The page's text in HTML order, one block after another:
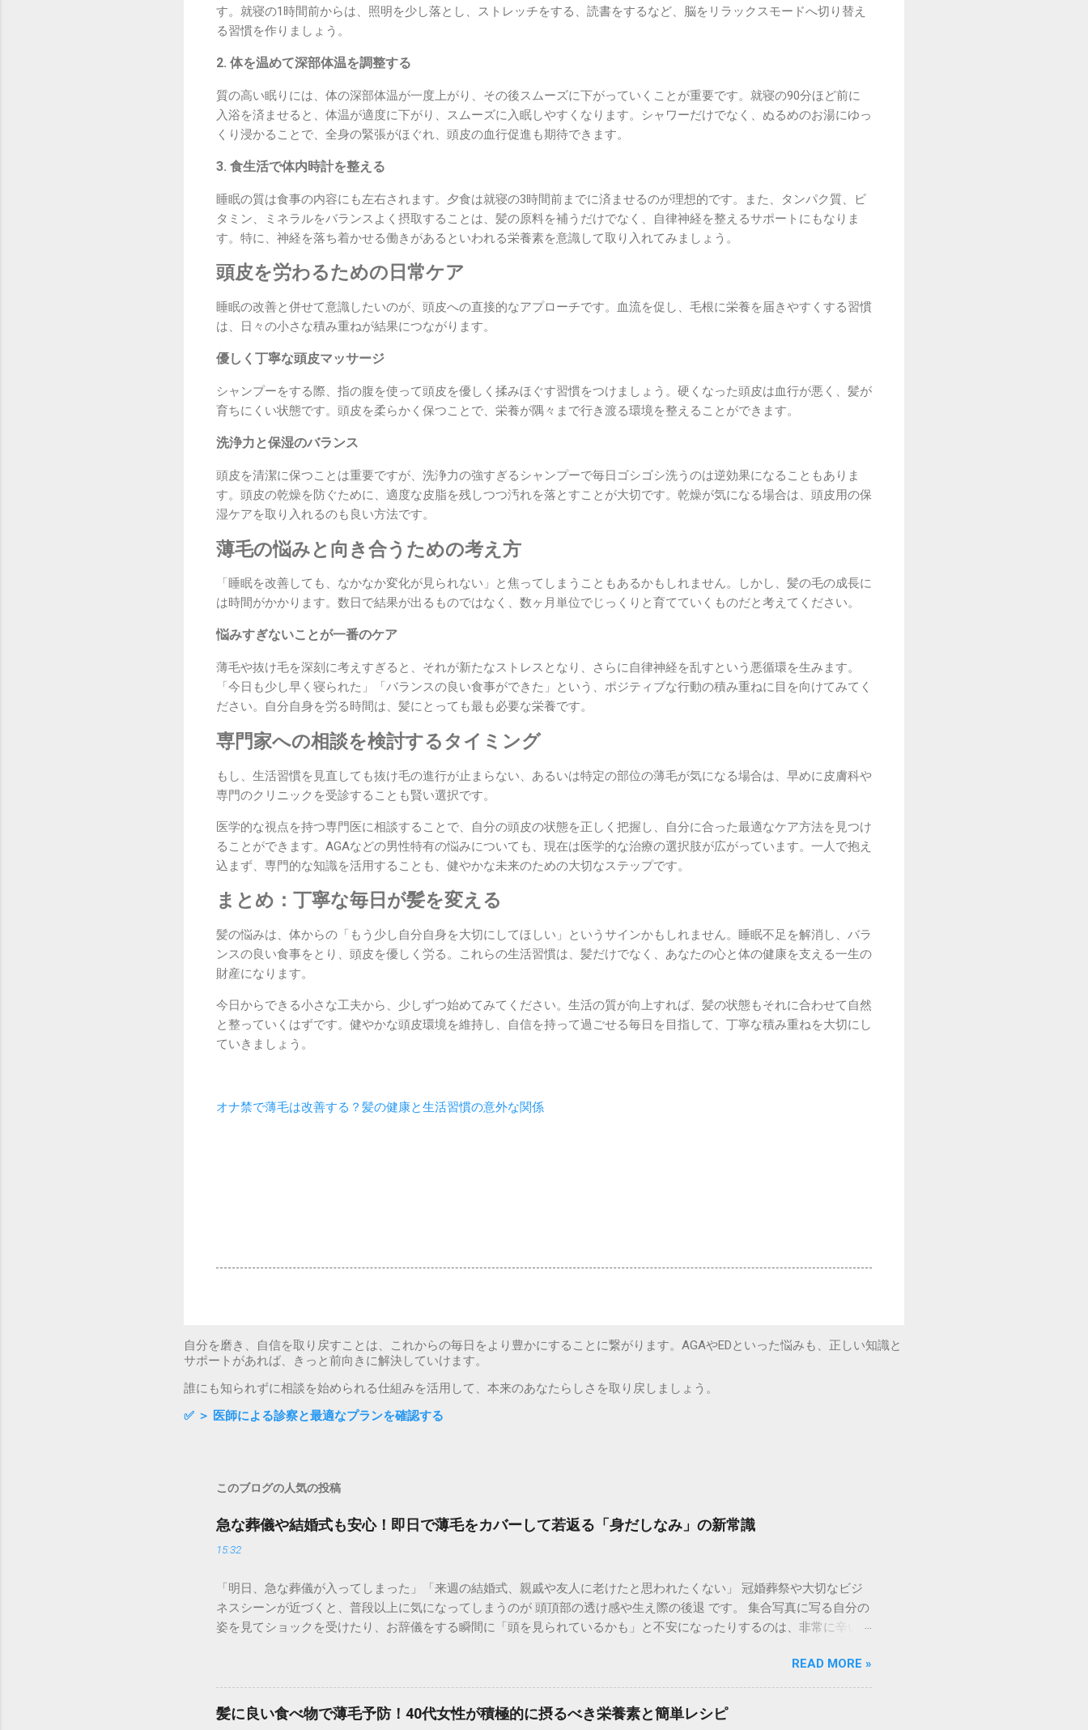
す。就寝の1時間前からは、照明を少し落とし、ストレッチをする、読書をするなど、脳をリラックスモードへ切り替え
る習慣を作りましょう。
2. 体を温めて深部体温を調整する
質の高い眠りには、体の深部体温が一度上がり、その後スムーズに下がっていくことが重要です。就寝の90分ほど前に
入浴を済ませると、体温が適度に下がり、スムーズに入眠しやすくなります。シャワーだけでなく、ぬるめのお湯にゆっ
くり浸かることで、全身の緊張がほぐれ、頭皮の血行促進も期待できます。
3. 食生活で体内時計を整える
睡眠の質は食事の内容にも左右されます。夕食は就寝の3時間前までに済ませるのが理想的です。また、タンパク質、ビ
タミン、ミネラルをバランスよく摂取することは、髪の原料を補うだけでなく、自律神経を整えるサポートにもなりま
す。特に、神経を落ち着かせる働きがあるといわれる栄養素を意識して取り入れてみましょう。
頭皮を労わるための日常ケア
睡眠の改善と併せて意識したいのが、頭皮への直接的なアプローチです。血流を促し、毛根に栄養を届きやすくする習慣
は、日々の小さな積み重ねが結果につながります。
優しく丁寧な頭皮マッサージ
シャンプーをする際、指の腹を使って頭皮を優しく揉みほぐす習慣をつけましょう。硬くなった頭皮は血行が悪く、髪が
育ちにくい状態です。頭皮を柔らかく保つことで、栄養が隅々まで行き渡る環境を整えることができます。
洗浄力と保湿のバランス
頭皮を清潔に保つことは重要ですが、洗浄力の強すぎるシャンプーで毎日ゴシゴシ洗うのは逆効果になることもありま
す。頭皮の乾燥を防ぐために、適度な皮脂を残しつつ汚れを落とすことが大切です。乾燥が気になる場合は、頭皮用の保
湿ケアを取り入れるのも良い方法です。
薄毛の悩みと向き合うための考え方
「睡眠を改善しても、なかなか変化が見られない」と焦ってしまうこともあるかもしれません。しかし、髪の毛の成長に
は時間がかかります。数日で結果が出るものではなく、数ヶ月単位でじっくりと育てていくものだと考えてください。
悩みすぎないことが一番のケア
薄毛や抜け毛を深刻に考えすぎると、それが新たなストレスとなり、さらに自律神経を乱すという悪循環を生みます。
「今日も少し早く寝られた」「バランスの良い食事ができた」という、ポジティブな行動の積み重ねに目を向けてみてく
ださい。自分自身を労る時間は、髪にとっても最も必要な栄養です。
専門家への相談を検討するタイミング
もし、生活習慣を見直しても抜け毛の進行が止まらない、あるいは特定の部位の薄毛が気になる場合は、早めに皮膚科や
専門のクリニックを受診することも賢い選択です。
医学的な視点を持つ専門医に相談することで、自分の頭皮の状態を正しく把握し、自分に合った最適なケア方法を見つけ
ることができます。AGAなどの男性特有の悩みについても、現在は医学的な治療の選択肢が広がっています。一人で抱え
込まず、専門的な知識を活用することも、健やかな未来のための大切なステップです。
まとめ：丁寧な毎日が髪を変える
髪の悩みは、体からの「もう少し自分自身を大切にしてほしい」というサインかもしれません。睡眠不足を解消し、バラ
ンスの良い食事をとり、頭皮を優しく労る。これらの生活習慣は、髪だけでなく、あなたの心と体の健康を支える一生の
財産になります。
今日からできる小さな工夫から、少しずつ始めてみてください。生活の質が向上すれば、髪の状態もそれに合わせて自然
と整っていくはずです。健やかな頭皮環境を維持し、自信を持って過ごせる毎日を目指して、丁寧な積み重ねを大切にし
ていきましょう。
オナ禁で薄毛は改善する？髪の健康と生活習慣の意外な関係
自分を磨き、自信を取り戻すことは、これからの毎日をより豊かにすることに繋がります。AGAやEDといった悩みも、正しい知識と
サポートがあれば、きっと前向きに解決していけます。
誰にも知られずに相談を始められる仕組みを活用して、本来のあなたらしさを取り戻しましょう。
✅ ＞ 医師による診察と最適なプランを確認する
このブログの人気の投稿
急な葬儀や結婚式も安心！即日で薄毛をカバーして若返る「身だしなみ」の新常識
15:32
「明日、急な葬儀が入ってしまった」「来週の結婚式、親戚や友人に老けたと思われたくない」 冠婚葬祭や大切なビジ
ネスシーンが近づくと、普段以上に気になってしまうのが 頭頂部の透け感や生え際の後退 です。 集合写真に写る自分の
姿を見てショックを受けたり、お辞儀をする瞬間に「頭を見られているかも」と不安になったりするのは、非常に辛いも
日で薄毛をカバーして若々しい印象を取り戻すテクニック が定着しつつあります。マナーとしての清潔感を整え、自信
を持って参列するための「失敗しない薄毛隠し術」を徹底解説します。 なぜ冠婚葬祭では「薄毛カバー」が重要なの
か？ 冠婚葬祭は、久々に会う親戚や知人が一堂に会する場です。そこでの第一印象は、その後のイメージに大きく影響
を与えます。 礼服（ブラックスーツ）とのコントラスト : 黒い服を着ると、肌の白さが強調されます。そのため、地肌の
READ MORE »
髪に良い食べ物で薄毛予防！40代女性が積極的に摂るべき栄養素と簡単レシピ